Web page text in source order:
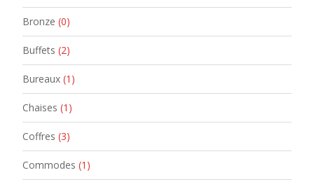
Bronze (0)
Buffets (2)
Bureaux (1)
Chaises (1)
Coffres (3)
Commodes (1)